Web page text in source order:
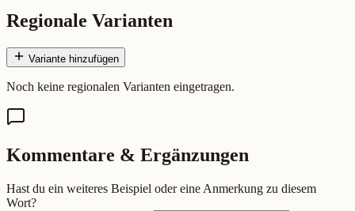
Regionale Varianten
Variante hinzufügen
Noch keine regionalen Varianten eingetragen.
Kommentare & Ergänzungen
Hast du ein weiteres Beispiel oder eine Anmerkung zu diesem
Wort?